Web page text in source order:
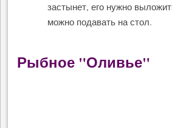
застынет, его нужно
можно подавать на стол.
Рыбное "Оливье"